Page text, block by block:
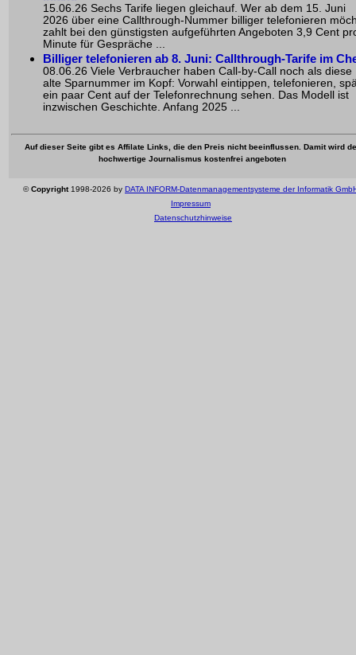
15.06.26 Sechs Tarife liegen gleichauf. Wer ab dem 15. Juni
2026 über eine Callthrough-Nummer billiger telefonieren
zahlt bei den günstigsten aufgeführten Angeboten 3,9 Cent
Minute für Gespräche ...
Billiger telefonieren ab 8. Juni: Callthrough-Tarife im
08.06.26 Viele Verbraucher haben Call-by-Call noch als diese
alte Sparnummer im Kopf: Vorwahl eintippen, telefonieren,
ein paar Cent auf der Telefonrechnung sehen. Das Modell ist
inzwischen Geschichte. Anfang 2025 ...
Auf dieser Seite gibt es Affilate Links, die den Preis nicht beeinflussen. Damit wird
hochwertige Journalismus kostenfrei angeboten
©Copyright1998-2026 by DATA INFORM-Datenmanagementsysteme der Informatik
Impressum
Datenschutzhinweise